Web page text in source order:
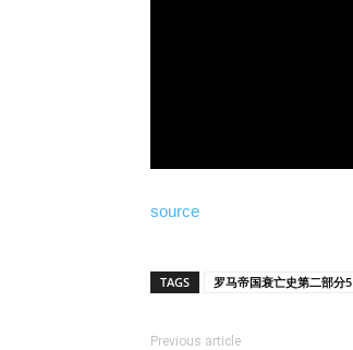
source
TAGS 罗马帝国衰亡史第二部分5
Previous article